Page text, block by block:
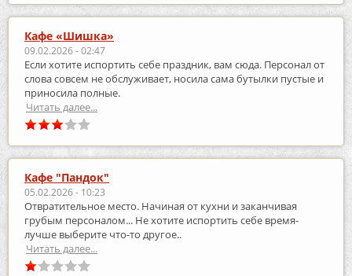
Кафе «Шишка»
09.02.2026 - 02:47
Если хотите испортить себе праздник, вам сюда. Персонал от
слова совсем не обслуживает, носила сама бутылки пустые и
приносила полные.
Читать далее...
Кафе "Пандок"
05.02.2026 - 10:23
Отвратительное место. Начиная от кухни и заканчивая
грубым персоналом... Не хотите испортить себе время-
лучше выберите что-то другое..
Читать далее...